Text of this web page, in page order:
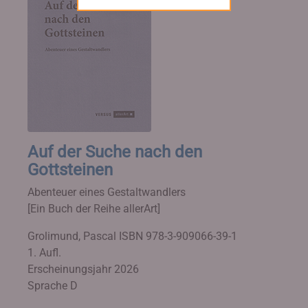
Auf der Suche nach den
Gottsteinen
Abenteuer eines Gestaltwandlers
[Ein Buch der Reihe allerArt]
Grolimund, Pascal ISBN 978-3-909066-39-1
1. Aufl.
Erscheinungsjahr 2026
Sprache D